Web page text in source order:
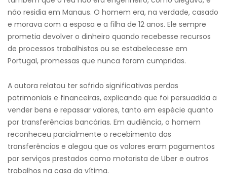
não residia em Manaus. O homem era, na verdade, casado
e morava com a esposa e a filha de 12 anos. Ele sempre
prometia devolver o dinheiro quando recebesse recursos
de processos trabalhistas ou se estabelecesse em
Portugal, promessas que nunca foram cumpridas.
A autora relatou ter sofrido significativas perdas
patrimoniais e financeiras, explicando que foi persuadida a
vender bens e repassar valores, tanto em espécie quanto
por transferências bancárias. Em audiência, o homem
reconheceu parcialmente o recebimento das
transferências e alegou que os valores eram pagamentos
por serviços prestados como motorista de Uber e outros
trabalhos na casa da vítima.